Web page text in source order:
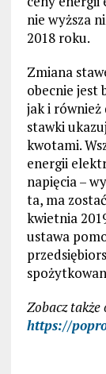
nie wyższa
2018 roku.
Zmiana
obecnie jest
jak i
stawki
kwotami.
energii
napięcia –
ta, ma
kwietnia
ustawa
Zobacz
https://